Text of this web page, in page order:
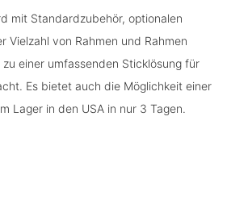
mit Standardzubehör, optionalen
Vielzahl von Rahmen und Rahmen
einer umfassenden Sticklösung für
Es bietet auch die Möglichkeit einer
Lager in den USA in nur 3 Tagen.